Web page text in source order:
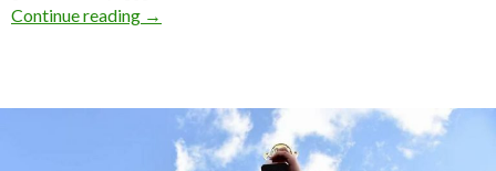
Continue reading მესტია-ჰაწვალის მიმართულებით
→